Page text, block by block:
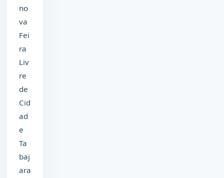
no
va
Fei
ra
Liv
re
de
Cid
ad
e
Ta
baj
ara